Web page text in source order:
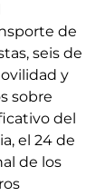
de
seis de
y
sobre
del
el 24 de
de los